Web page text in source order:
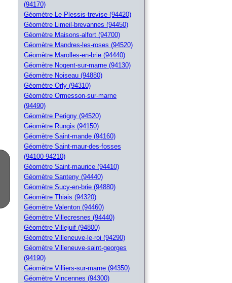
(94170)
Géomètre Le Plessis-trevise (94420)
Géomètre Limeil-brevannes (94450)
Géomètre Maisons-alfort (94700)
Géomètre Mandres-les-roses (94520)
Géomètre Marolles-en-brie (94440)
Géomètre Nogent-sur-marne (94130)
Géomètre Noiseau (94880)
Géomètre Orly (94310)
Géomètre Ormesson-sur-marne
(94490)
Géomètre Perigny (94520)
Géomètre Rungis (94150)
Géomètre Saint-mande (94160)
Géomètre Saint-maur-des-fosses
(94100-94210)
Géomètre Saint-maurice (94410)
Géomètre Santeny (94440)
Géomètre Sucy-en-brie (94880)
Géomètre Thiais (94320)
Géomètre Valenton (94460)
Géomètre Villecresnes (94440)
Géomètre Villejuif (94800)
Géomètre Villeneuve-le-roi (94290)
Géomètre Villeneuve-saint-georges
(94190)
Géomètre Villiers-sur-marne (94350)
Géomètre Vincennes (94300)